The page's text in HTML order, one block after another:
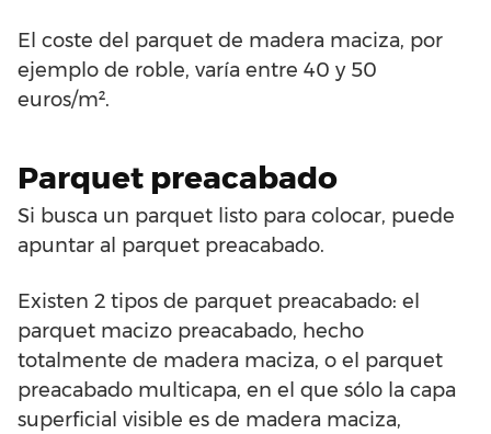
El coste del parquet de madera maciza, por
ejemplo de roble, varía entre 40 y 50
euros/m².
Parquet preacabado
Si busca un parquet listo para colocar, puede
apuntar al parquet preacabado.
Existen 2 tipos de parquet preacabado: el
parquet macizo preacabado, hecho
totalmente de madera maciza, o el parquet
preacabado multicapa, en el que sólo la capa
superficial visible es de madera maciza,